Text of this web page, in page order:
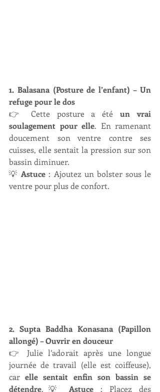
1. Balasana (Posture de l’enfant) – Un
refuge pour le dos
👉 Cette posture a été un vrai
soulagement pour elle. En ramenant
doucement son ventre contre ses
cuisses, elle sentait la pression sur son
bassin diminuer.
💡 Astuce : Ajoutez un bolster sous le
ventre pour plus de confort.
2. Supta Baddha Konasana (Papillon
allongé) – Ouvrir en douceur
👉 Julie l’adorait après une longue
journée de travail (elle est coiffeuse),
car elle sentait enfin son bassin se
détendre.💡 Astuce : Placez des